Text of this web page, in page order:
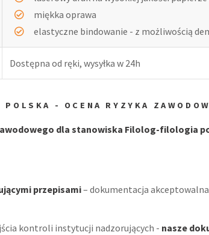
miękka oprawa
elastyczne bindowanie - z możliwością
Dostępna od ręki, wysyłka w 24h
- OCENA RYZYKA
dla stanowiska Filolog-filologia
przepisami– dokumentacja
kontroli instytucji nadzorujących - nasze